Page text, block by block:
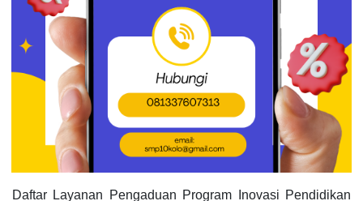
Daftar Layanan Pengaduan Program Inovasi Pendidikan